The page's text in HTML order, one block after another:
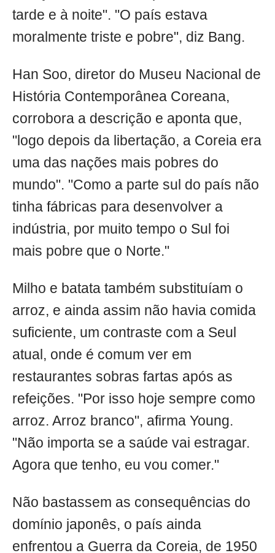
tarde e à noite". "O país estava
moralmente triste e pobre", diz Bang.
Han Soo, diretor do Museu Nacional de
História Contemporânea Coreana,
corrobora a descrição e aponta que,
"logo depois da libertação, a Coreia era
uma das nações mais pobres do
mundo". "Como a parte sul do país não
tinha fábricas para desenvolver a
indústria, por muito tempo o Sul foi
mais pobre que o Norte."
Milho e batata também substituíam o
arroz, e ainda assim não havia comida
suficiente, um contraste com a Seul
atual, onde é comum ver em
restaurantes sobras fartas após as
refeições. "Por isso hoje sempre como
arroz. Arroz branco", afirma Young.
"Não importa se a saúde vai estragar.
Agora que tenho, eu vou comer."
Não bastassem as consequências do
domínio japonês, o país ainda
enfrentou a Guerra da Coreia, de 1950